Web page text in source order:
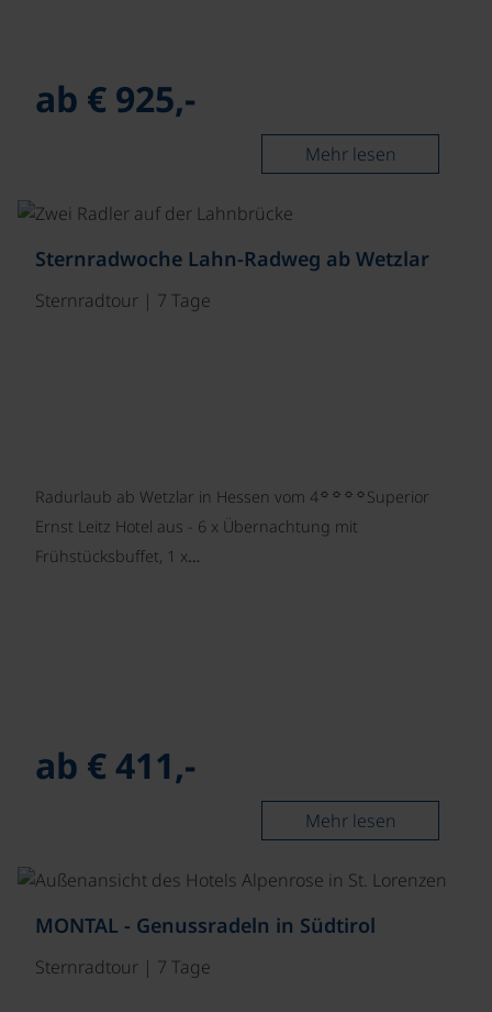
ab € 925,-
Mehr lesen
Sternradwoche Lahn-Radweg ab Wetzlar
Sternradtour | 7 Tage
Radurlaub ab Wetzlar in Hessen vom 4☼☼☼☼Superior
Ernst Leitz Hotel aus - 6 x Übernachtung mit
Frühstücksbuffet, 1 x…
ab € 411,-
Mehr lesen
MONTAL - Genussradeln in Südtirol
Sternradtour | 7 Tage